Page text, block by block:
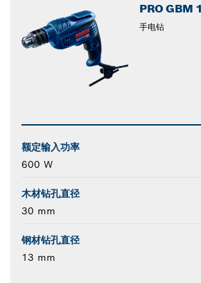
PRO GBM
手电钻
额定输入功率
600 W
木材钻孔直径
30 mm
钢材钻孔直径
13 mm